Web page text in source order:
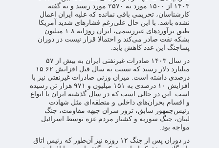
۱۴۰۳ از ۱۵۰۰ مورد به ۲۵۷۰ مورد رسید و به گفته
کارشناسان، تحریمی باقی نمانده که علیه ایران اعمال
نشده باشد. با این حال علی‌رغم فشارهای شدید آمریکا
طبق برآوردهای غیررسمی، ایران روزانه ۱.۸ میلیون
بشکه نفت صادر می‌کند و احتمالا قرار نیست در دوران
پساجنگ این عدد کاهش یابد.
در سال ۱۴۰۳ صادرات غیرنفتی ایران به بیش از ۵۷
میلیارد دلار رسید که نسبت به سال قبل افزایش ۱۵.۶۲
درصدی داشته است. میزان وزنی صادرات غیرنفتی نیز با
افزایش ۱۰ درصدی به ۱۵۱ میلیون و ۹۷۱ هزار تن رسیده
است. این در حالی است که در سال گذشته ایران با انواع
و اقسام بحران‌های داخلی و منطقه‌ای مثل شهادت
رئیس‌جمهور سابق، ترور سران جبهه مقاومت، جنگ
لبنان، جنگ سوریه و کشتار مردم غزه توسط اسرائیل
مواجه بود.
در دوران پس از جنگ ۱۲ روزه نیز آن‌طور که رئیس اتاق